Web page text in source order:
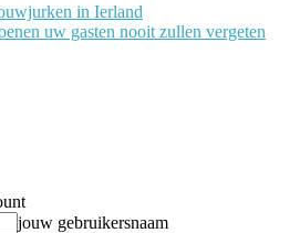
in Ierland
uw gasten nooit zullen vergeten
jouw gebruikersnaam